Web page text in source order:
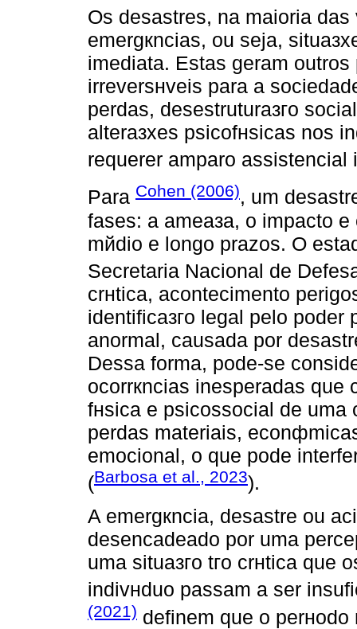
Os desastres, na maioria
emergкncias, ou seja,
imediata. Estas geram
irreversнveis para a
perdas, desestruturaзгo
alteraзхes psicofнsicas nos
requerer amparo assistencial
Para Cohen (2006), um
fases: a ameaзa, o impacto
mйdio e longo prazos. O
Secretaria Nacional de
crнtica, acontecimento
identificaзгo legal pelo poder
anormal, causada por
Dessa forma, pode-se
ocorrкncias inesperadas que
fнsica e psicossocial de uma
perdas materiais,
emocional, o que pode
(Barbosa et al., 2023).
A emergкncia, desastre ou
desencadeado por uma
uma situaзгo tгo crнtica que
indivнduo passam a ser
(2021) definem que o